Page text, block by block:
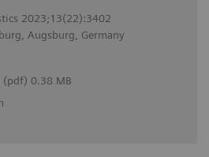
2023;13(22):3402
Augsburg, Germany
(pdf) 0.38 MB